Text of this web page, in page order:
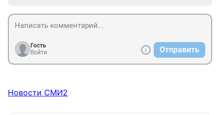
Гость
Войти
Отправить
Новости СМИ2